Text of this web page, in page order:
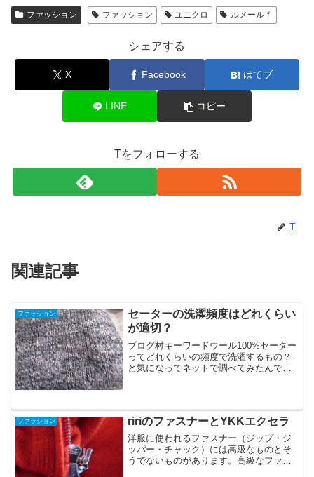
ファッション ファッション ユニクロ ルメールｆ
シェアする
X Facebook はてブ
LINE コピー
Tをフォローする
T
関連記事
ファッション
セーターの洗濯頻度はどれくらい
が適切？
ブログ村キーワードウール100%セーター
ってどれくらいの頻度で洗濯するもの？
と気になってネットで調べてみたんです
なくていいのね。もち...
ファッション ririのファスナーとYKKエクセラ
洋服に使われるファスナー（ジップ・ジ
ッパー・チャック）には高級なものとそ
うでないものがあります。高級なファス